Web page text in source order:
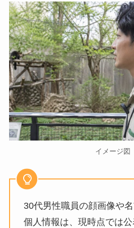
イメージ図
30代男性職員の顔画像や
個人情報は、現時点では